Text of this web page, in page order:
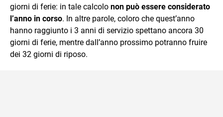
giorni di ferie: in tale calcolo non può essere considerato
l’anno in corso. In altre parole, coloro che quest’anno
hanno raggiunto i 3 anni di servizio spettano ancora 30
giorni di ferie, mentre dall’anno prossimo potranno fruire
dei 32 giorni di riposo.